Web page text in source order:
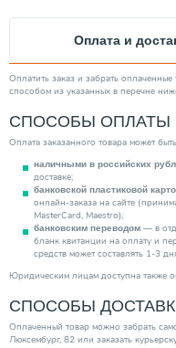
Оплата и
Оплатить заказ и забрать
способом из указанных в перечне
СПОСОБЫ ОПЛАТЫ
Оплата заказанного товара может
наличными в российских
доставке;
банковской пластиковой
онлайн-заказа на сайте
MasterCard, Maestro);
банковским переводом — в
бланк квитанции на оплату и
средств может составлять 1-3
Юридическим лицам доступна также
СПОСОБЫ
Оплаченный товар можно забрать
Люксембург, 82 или заказать